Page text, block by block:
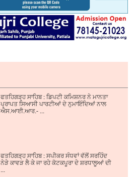
ਫਤਹਿਗੜ੍ਹ ਸਾਹਿਬ : ਡਿਪਟੀ ਕਮਿਸ਼ਨਰ ਨੇ ਮਾਨਤਾ
ਪ੍ਰਾਪਤ ਸਿਆਸੀ ਪਾਰਟੀਆਂ ਦੇ ਨੁਮਾਇੰਦਿਆਂ ਨਾਲ
ਐਸ.ਆਈ.ਆਰ.- ...
ਫਤਹਿਗੜ੍ਹ ਸਾਹਿਬ : ਸਪੀਕਰ ਸੰਧਵਾਂ ਵੱਲੋਂ ਸਰਹਿੰਦ
ਨੇੜੇ ਕਾਵੜ ਲੈ ਕੇ ਜਾ ਰਹੇ ਕੋਟਕਪੂਰਾ ਦੇ ਸ਼ਰਧਾਲੂਆਂ ਦੀ